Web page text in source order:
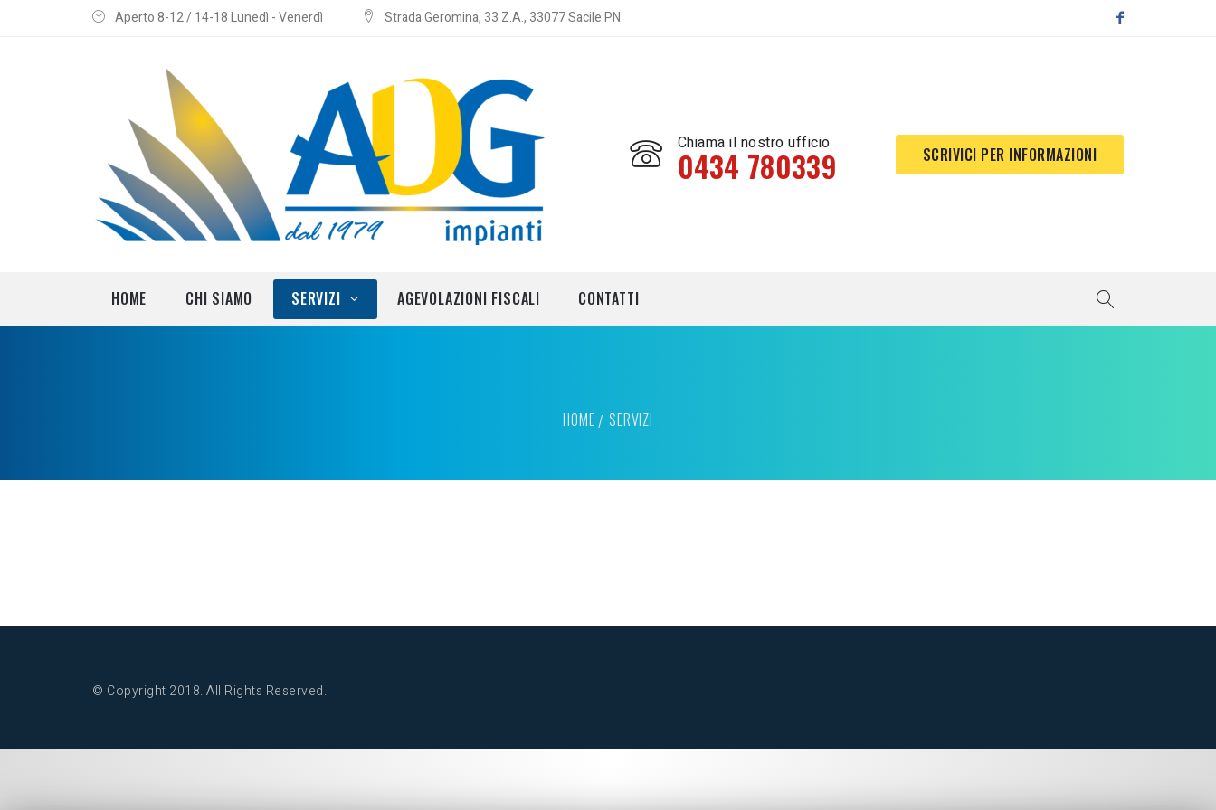
Fotovoltaico
Riscaldamento
Elettricità e Domotica
Aperto 8-12 / 14-18 Lunedì - Venerdì Strada Geromina, 33 Z.A., 33077 Sacile PN
Chiama il nostro ufficio
0434 780339 SCRIVICI PER INFORMAZIONI
HOME CHI SIAMO SERVIZI
Fotovoltaico
AGEVOLAZIONI FISCALI CONTATTI
HOME SERVIZI
© Copyright 2018. All Rights Reserved.